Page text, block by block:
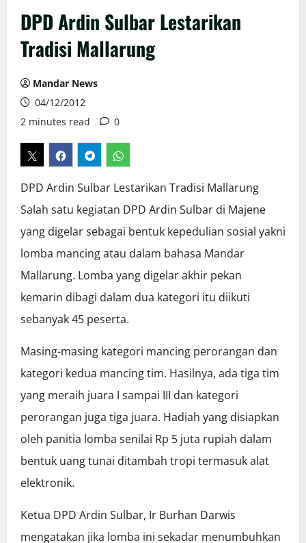
DPD Ardin Sulbar Lestarikan
Tradisi Mallarung
Mandar News
04/12/2012
2 minutes read
0
DPD Ardin Sulbar Lestarikan Tradisi Mallarung
Salah satu kegiatan DPD Ardin Sulbar di Majene
yang digelar sebagai bentuk kepedulian sosial yakni
lomba mancing atau dalam bahasa Mandar
Mallarung. Lomba yang digelar akhir pekan
kemarin dibagi dalam dua kategori itu diikuti
sebanyak 45 peserta.
Masing-masing kategori mancing perorangan dan
kategori kedua mancing tim. Hasilnya, ada tiga tim
yang meraih juara I sampai III dan kategori
perorangan juga tiga juara. Hadiah yang disiapkan
oleh panitia lomba senilai Rp 5 juta rupiah dalam
bentuk uang tunai ditambah tropi termasuk alat
elektronik.
Ketua DPD Ardin Sulbar, Ir Burhan Darwis
mengatakan jika lomba ini sekadar menumbuhkan